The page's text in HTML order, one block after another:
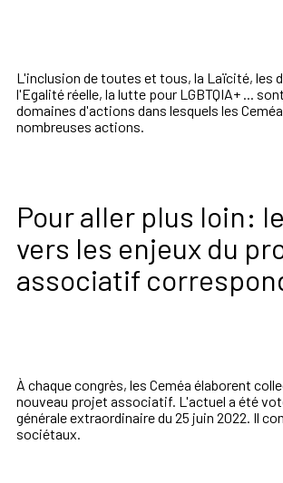
L'inclusion de toutes et tous, la Laïcité, les
l'Egalité réelle, la lutte pour LGBTQIA+ ...
domaines d'actions dans lesquels les
nombreuses actions.
Pour aller plus loin:
vers les enjeux du
associatif
À chaque congrès, les Ceméa élaborent
nouveau projet associatif. L'actuel a été
générale extraordinaire du 25 juin 2022. Il
sociétaux.